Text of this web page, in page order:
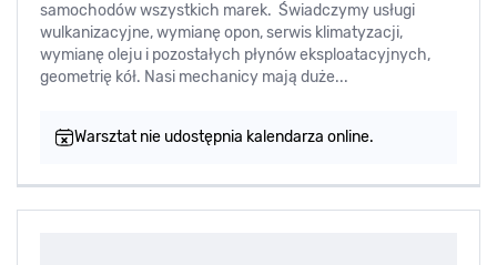
samochodów wszystkich marek. Świadczymy usługi
wulkanizacyjne, wymianę opon, serwis klimatyzacji,
wymianę oleju i pozostałych płynów eksploatacyjnych,
geometrię kół. Nasi mechanicy mają duże...
Warsztat nie udostępnia kalendarza online.